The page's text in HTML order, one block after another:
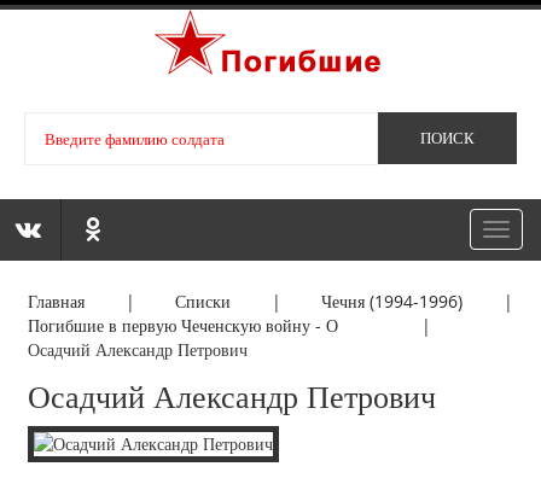
Главная |Списки |Чечня (1994-1996) |
Погибшие в первую Чеченскую войну - О |
Осадчий Александр Петрович
Осадчий Александр Петрович